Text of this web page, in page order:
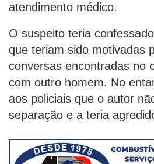
atendimento médico.
O suspeito teria
que teriam sido motivadas
conversas encontradas no
com outro homem. No
aos policiais que o autor
separação e a teria